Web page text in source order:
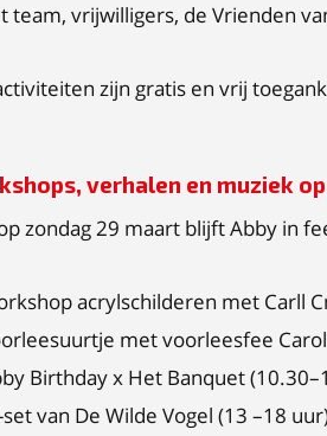
team, vrijwilligers, de Vrienden
zijn gratis en vrij
verhalen en muziek
zondag 29 maart blijft Abby in
acrylschilderen met Carll
met voorleesfee
Birthday x Het Banquet
set van De Wilde Vogel (13 –18